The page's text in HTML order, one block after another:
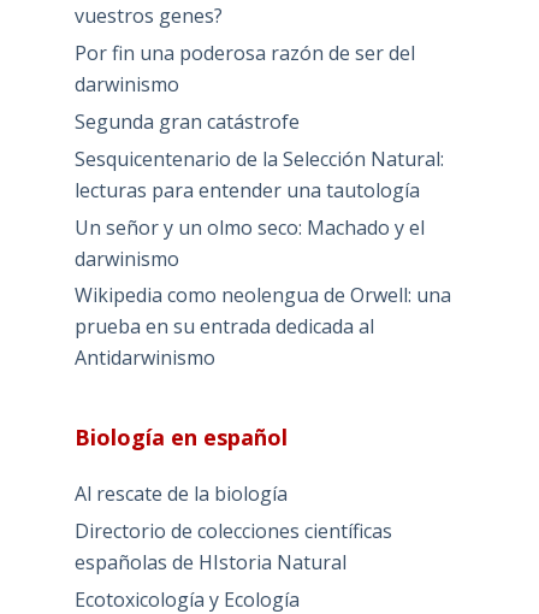
vuestros genes?
Por fin una poderosa razón de ser del
darwinismo
Segunda gran catástrofe
Sesquicentenario de la Selección Natural:
lecturas para entender una tautología
Un señor y un olmo seco: Machado y el
darwinismo
Wikipedia como neolengua de Orwell: una
prueba en su entrada dedicada al
Antidarwinismo
Biología en español
Al rescate de la biología
Directorio de colecciones científicas
españolas de HIstoria Natural
Ecotoxicología y Ecología